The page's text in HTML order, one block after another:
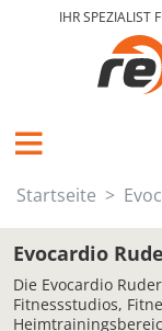
IHR SPEZIALIST
Startseite
Evocardio
Die Evocardio
Fitnessstudios,